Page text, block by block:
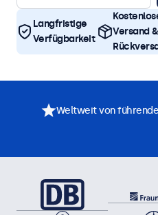
Langfristige
Verfügbarkeit
Versand &
Weltweit von